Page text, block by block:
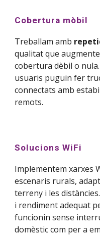
Cobertura mòbil
Treballam amb
qualitat que
cobertura dèbil o
usuaris puguin fer
connectats amb
remots.
Solucions WiFi
Implementem xarxes
escenaris rurals,
terreny i les
i rendiment adequat
funcionin sense
domèstic com per a